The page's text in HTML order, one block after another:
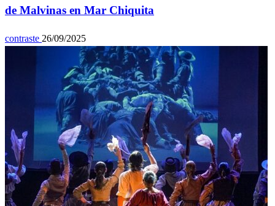
de Malvinas en Mar Chiquita
contraste 26/09/2025